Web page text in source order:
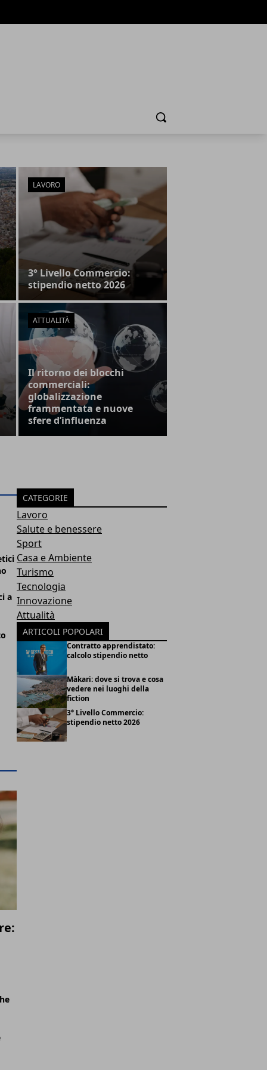
Cerca
LAVORO
3° Livello Commercio:
stipendio netto 2026
ATTUALITÀ
Il ritorno dei blocchi
commerciali:
globalizzazione
frammentata e nuove
sfere d’influenza
a
CATEGORIE
Lavoro
Salute e benessere
Sport
Casa e Ambiente
Turismo
Tecnologia
Innovazione
Attualità
ARTICOLI POPOLARI
Contratto apprendistato:
calcolo stipendio netto
Màkari: dove si trova e cosa
vedere nei luoghi della
fiction
3° Livello Commercio:
stipendio netto 2026